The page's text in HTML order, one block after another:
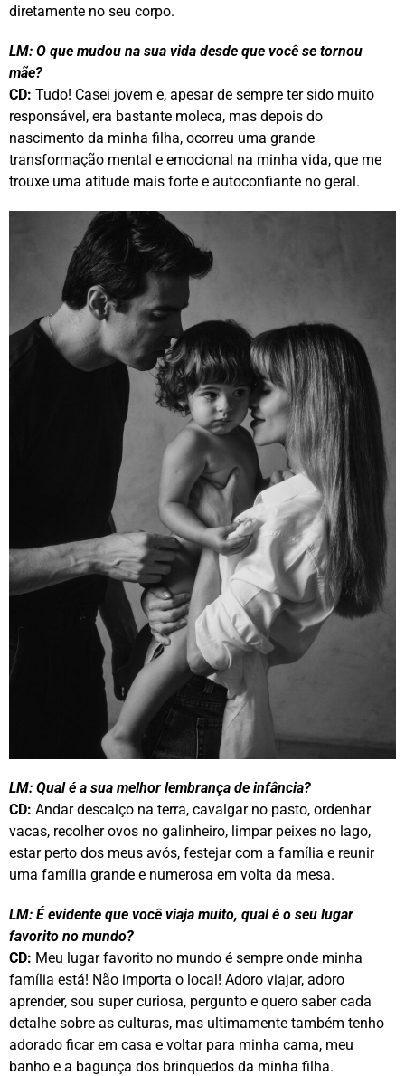
diretamente no seu corpo.
LM: O que mudou na sua vida desde que você se tornou
mãe?
CD: Tudo! Casei jovem e, apesar de sempre ter sido muito
responsável, era bastante moleca, mas depois do
nascimento da minha filha, ocorreu uma grande
transformação mental e emocional na minha vida, que me
trouxe uma atitude mais forte e autoconfiante no geral.
LM: Qual é a sua melhor lembrança de infância?
CD: Andar descalço na terra, cavalgar no pasto, ordenhar
vacas, recolher ovos no galinheiro, limpar peixes no lago,
estar perto dos meus avós, festejar com a família e reunir
uma família grande e numerosa em volta da mesa.
LM: É evidente que você viaja muito, qual é o seu lugar
favorito no mundo?
CD: Meu lugar favorito no mundo é sempre onde minha
família está! Não importa o local! Adoro viajar, adoro
aprender, sou super curiosa, pergunto e quero saber cada
detalhe sobre as culturas, mas ultimamente também tenho
adorado ficar em casa e voltar para minha cama, meu
banho e a bagunça dos brinquedos da minha filha.